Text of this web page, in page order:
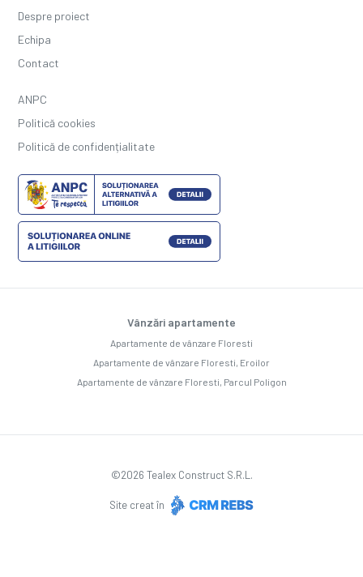
Despre proiect
Echipa
Contact
ANPC
Politică cookies
Politică de confidențialitate
Vânzări apartamente
Apartamente de vânzare Floresti
Apartamente de vânzare Floresti, Eroilor
Apartamente de vânzare Floresti, Parcul Poligon
©2026 Tealex Construct S.R.L.
Site creat în